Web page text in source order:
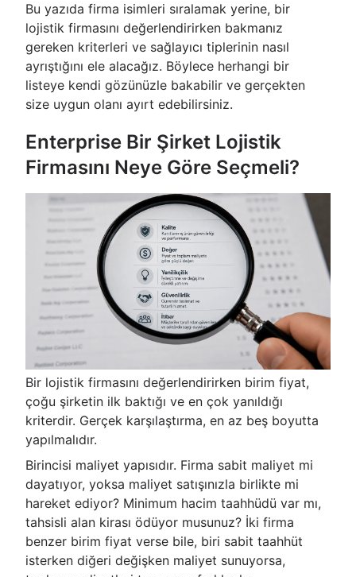
Bu yazıda firma isimleri sıralamak yerine, bir
lojistik firmasını değerlendirirken bakmanız
gereken kriterleri ve sağlayıcı tiplerinin nasıl
ayrıştığını ele alacağız. Böylece herhangi bir
listeye kendi gözünüzle bakabilir ve gerçekten
size uygun olanı ayırt edebilirsiniz.
Enterprise Bir Şirket Lojistik
Firmasını Neye Göre Seçmeli?
Bir lojistik firmasını değerlendirirken birim fiyat,
çoğu şirketin ilk baktığı ve en çok yanıldığı
kriterdir. Gerçek karşılaştırma, en az beş boyutta
yapılmalıdır.
Birincisi maliyet yapısıdır. Firma sabit maliyet mi
dayatıyor, yoksa maliyet satışınızla birlikte mi
hareket ediyor? Minimum hacim taahhüdü var mı,
tahsisli alan kirası ödüyor musunuz? İki firma
benzer birim fiyat verse bile, biri sabit taahhüt
isterken diğeri değişken maliyet sunuyorsa,